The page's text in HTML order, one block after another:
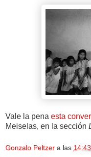
Vale la pena esta
Meiselas, en la sección
Gonzalo Peltzer a las 14:43